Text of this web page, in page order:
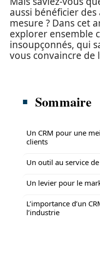
aussi bénéficier des
mesure ? Dans cet
explorer ensemble
insoupçonnés, qui
vous convaincre de
Sommaire
Un CRM pour une
clients
Un outil au service
Un levier pour le
L’importance d’un
l’industrie